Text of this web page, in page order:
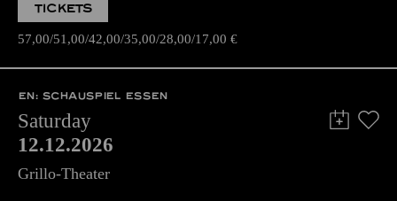
TICKETS
57,00 51,00 42,00 35,00 28,00 17,00 €
EN: SCHAUSPIEL ESSEN
Saturday
12.12.2026
Grillo-Theater